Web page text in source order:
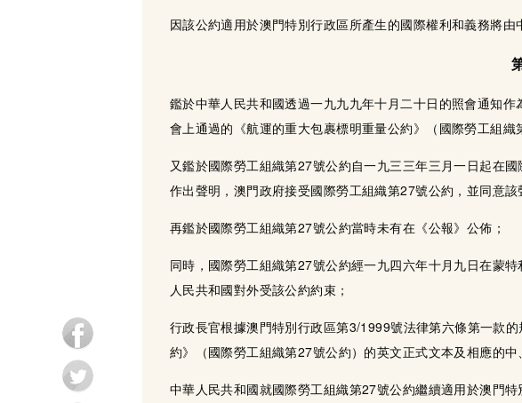
因該公約適用於澳門特別行政區所產生的國際權利和義務將由
鑑於中華人民共和國透過一九九九年十月二十日的照會通知
會上通過的《航運的重大包裹標明重量公約》（國際勞工組織
又鑑於國際勞工組織第27號公約自一九三三年三月一日起在
作出聲明，澳門政府接受國際勞工組織第27號公約，並同意該
再鑑於國際勞工組織第27號公約當時未有在《公報》公佈；
同時，國際勞工組織第27號公約經一九四六年十月九日在蒙
人民共和國對外受該公約約束；
行政長官根據澳門特別行政區第3/1999號法律第六條第一款
約》（國際勞工組織第27號公約）的英文正式文本及相應的中
中華人民共和國就國際勞工組織第27號公約繼續適用於澳門